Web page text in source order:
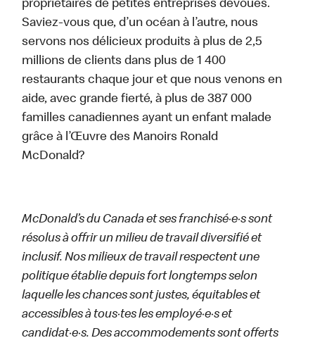
propriétaires de petites entreprises dévoués.
Saviez-vous que, d’un océan à l’autre, nous
servons nos délicieux produits à plus de 2,5
millions de clients dans plus de 1 400
restaurants chaque jour et que nous venons en
aide, avec grande fierté, à plus de 387 000
familles canadiennes ayant un enfant malade
grâce à l’Œuvre des Manoirs Ronald
McDonald?
McDonald’s du Canada et ses franchisé·e·s sont
résolus à offrir un milieu de travail diversifié et
inclusif. Nos milieux de travail respectent une
politique établie depuis fort longtemps selon
laquelle les chances sont justes, équitables et
accessibles à tous·tes les employé·e·s et
candidat·e·s. Des accommodements sont offerts